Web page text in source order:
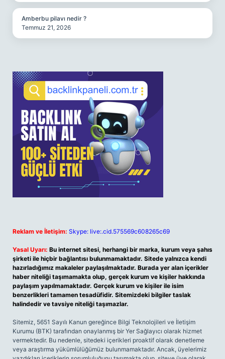
Amberbu pilavı nedir ?
Temmuz 21, 2026
Reklam ve İletişim: Skype: live:.cid.575569c608265c69
Yasal Uyarı: Bu internet sitesi, herhangi bir marka, kurum veya şahıs
şirketi ile hiçbir bağlantısı bulunmamaktadır. Sitede yalnızca kendi
hazırladığımız makaleler paylaşılmaktadır. Burada yer alan içerikler
haber niteliği taşımamakta olup, gerçek kurum ve kişiler hakkında
paylaşım yapılmamaktadır. Gerçek kurum ve kişiler ile isim
benzerlikleri tamamen tesadüfidir. Sitemizdeki bilgiler taslak
halindedir ve tavsiye niteliği taşımazlar.
Sitemiz, 5651 Sayılı Kanun gereğince Bilgi Teknolojileri ve İletişim
Kurumu (BTK) tarafından onaylanmış bir Yer Sağlayıcı olarak hizmet
vermektedir. Bu nedenle, sitedeki içerikleri proaktif olarak denetleme
veya araştırma yükümlülüğümüz bulunmamaktadır. Ancak, üyelerimiz